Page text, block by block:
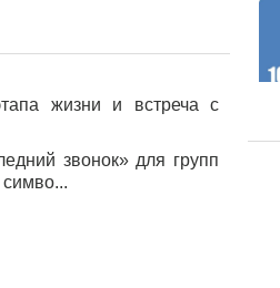
жизни и встреча с
звонок» для групп